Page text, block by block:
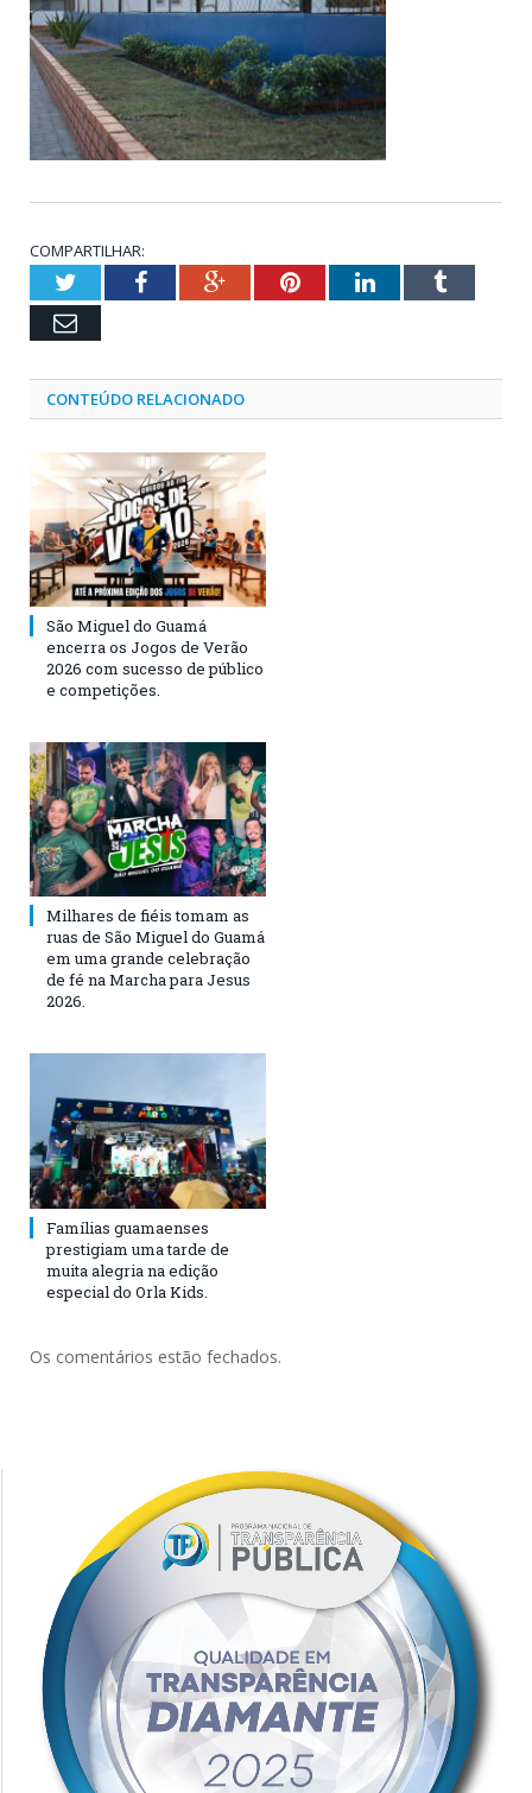
COMPARTILHAR:
TwitterFacebookGoogle+PinterestLinkedInTumblr
Email
CONTEÚDO RELACIONADO
São Miguel do Guamá
encerra os Jogos de Verão
2026 com sucesso de público
e competições.
Milhares de fiéis tomam as
ruas de São Miguel do Guamá
em uma grande celebração
de fé na Marcha para Jesus
2026.
Famílias guamaenses
prestigiam uma tarde de
muita alegria na edição
especial do Orla Kids.
Os comentários estão fechados.